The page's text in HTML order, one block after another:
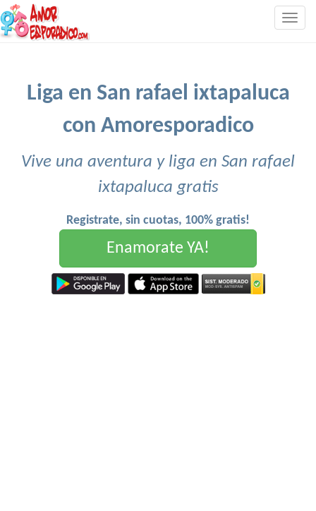
Liga en San rafael ixtapaluca
con Amoresporadico
Vive una aventura y liga en San rafael
ixtapaluca gratis
Registrate, sin cuotas, 100% gratis!
Enamorate YA!